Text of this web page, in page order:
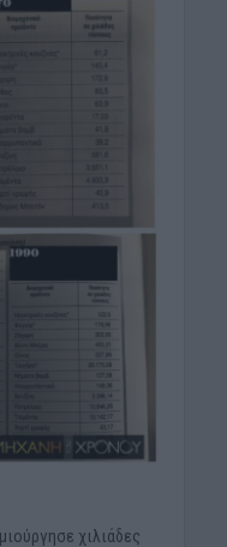
χιλιάδες